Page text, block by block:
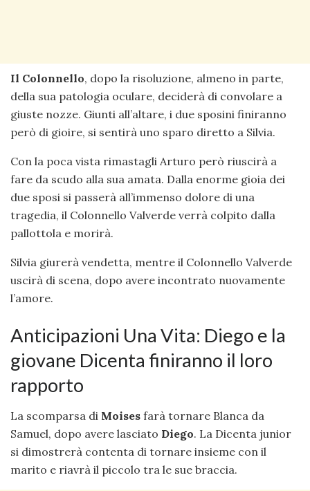
Il Colonnello, dopo la risoluzione, almeno in parte,
della sua patologia oculare, deciderà di convolare a
giuste nozze. Giunti all’altare, i due sposini finiranno
però di gioire, si sentirà uno sparo diretto a Silvia.
Con la poca vista rimastagli Arturo però riuscirà a
fare da scudo alla sua amata. Dalla enorme gioia dei
due sposi si passerà all’immenso dolore di una
tragedia, il Colonnello Valverde verrà colpito dalla
pallottola e morirà.
Silvia giurerà vendetta, mentre il Colonnello Valverde
uscirà di scena, dopo avere incontrato nuovamente
l’amore.
Anticipazioni Una Vita: Diego e la
giovane Dicenta finiranno il loro
rapporto
La scomparsa di Moises farà tornare Blanca da
Samuel, dopo avere lasciato Diego. La Dicenta junior
si dimostrerà contenta di tornare insieme con il
marito e riavrà il piccolo tra le sue braccia.